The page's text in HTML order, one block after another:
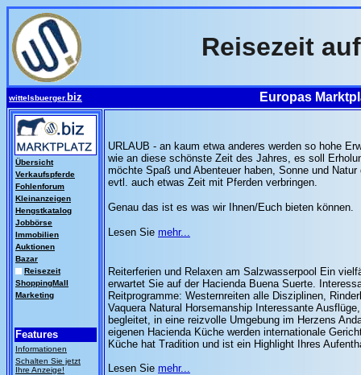
Reisezeit
wittelsbuerger. biz Europas
Übersicht
Verkaufspferde
Fohlenforum
Kleinanzeigen
Hengstkatalog
Jobbörse
Immobilien
Auktionen
Bazar
Reisezeit
ShoppingMall
Marketing
Features
Informationen
Schalten Sie jetzt
Ihre Anzeige!
URLAUB - an kaum etwa anderes werden so hohe
wie an diese schönste Zeit des Jahres, es soll
möchte Spaß und Abenteuer haben, Sonne und Natur
evtl. auch etwas Zeit mit Pferden verbringen.
Genau das ist es was wir Ihnen/Euch bieten können.
Lesen Sie mehr...
Reiterferien und Relaxen am Salzwasserpool Ein
erwartet Sie auf der Hacienda Buena Suerte.
Reitprogramme: Westernreiten alle Disziplinen,
Vaquera Natural Horsemanship Interessante
begleitet, in eine reizvolle Umgebung im Herzens
eigenen Hacienda Küche werden internationale
Küche hat Tradition und ist ein Highlight Ihres
Lesen Sie mehr...